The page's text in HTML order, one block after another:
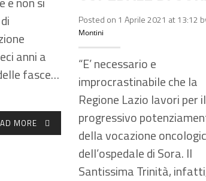
anni a
fasce…
MORE
Posted on 1 Aprile 2021 at 13:12
Montini
“E’ necessario e
improcrastinabile che la
Regione Lazio lavori per il
progressivo
della vocazione
dell’ospedale di Sora. Il
Santissima Trinità,